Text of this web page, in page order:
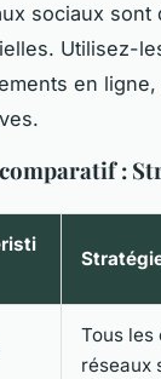
sociaux
Utilisez-
en
:
Tous les
réseaux